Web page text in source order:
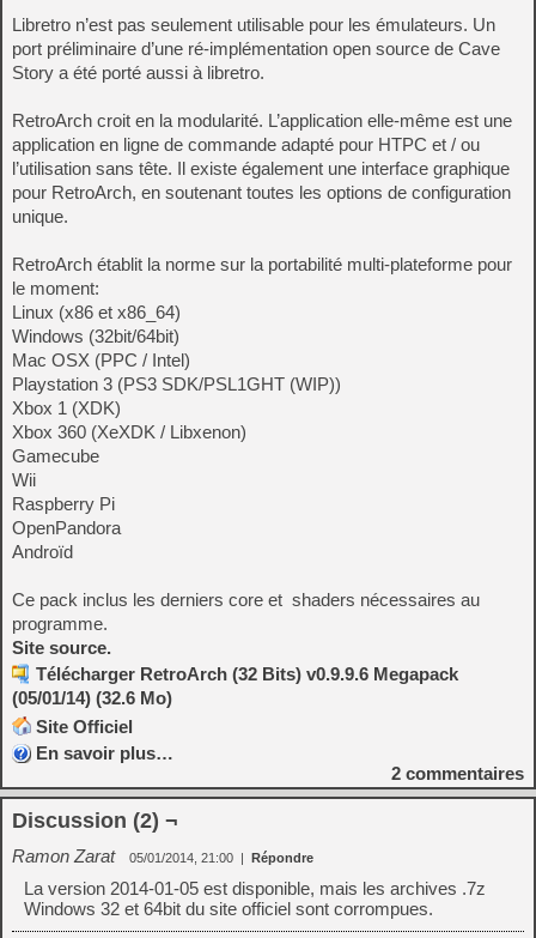
Libretro n’est pas seulement utilisable pour les émulateurs. Un
port préliminaire d’une ré-implémentation open source de Cave
Story a été porté aussi à libretro.
RetroArch croit en la modularité. L’application elle-même est une
application en ligne de commande adapté pour HTPC et / ou
l’utilisation sans tête. Il existe également une interface graphique
pour RetroArch, en soutenant toutes les options de configuration
unique.
RetroArch établit la norme sur la portabilité multi-plateforme pour
le moment:
Linux (x86 et x86_64)
Windows (32bit/64bit)
Mac OSX (PPC / Intel)
Playstation 3 (PS3 SDK/PSL1GHT (WIP))
Xbox 1 (XDK)
Xbox 360 (XeXDK / Libxenon)
Gamecube
Wii
Raspberry Pi
OpenPandora
Androïd
Ce pack inclus les derniers core et shaders nécessaires au
programme.
Site source.
Télécharger RetroArch (32 Bits) v0.9.9.6 Megapack
(05/01/14) (32.6 Mo)
Site Officiel
En savoir plus…
2 commentaires
Discussion (2) ¬
Ramon Zarat 05/01/2014, 21:00 | Répondre
La version 2014-01-05 est disponible, mais les archives .7z
Windows 32 et 64bit du site officiel sont corrompues.